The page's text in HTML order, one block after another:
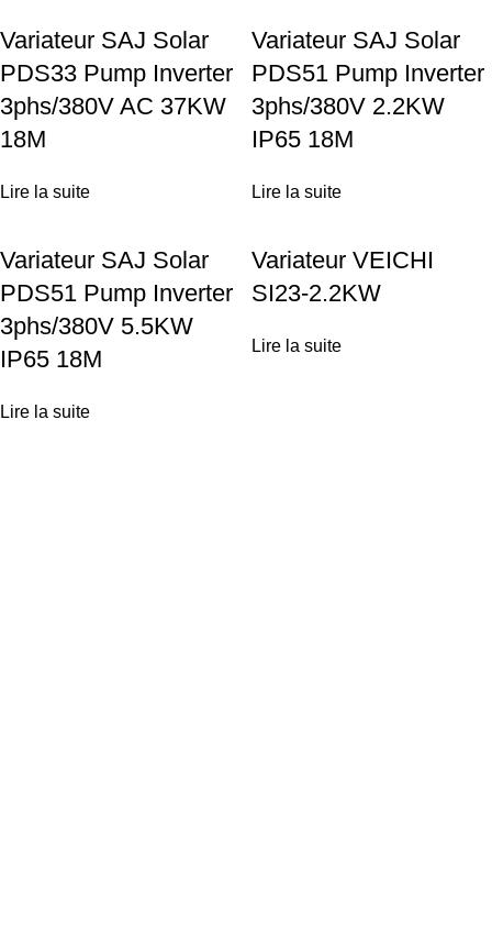
Variateur SAJ Solar
PDS33 Pump Inverter
3phs/380V AC 37KW
18M
Lire la suite
Variateur SAJ Solar
PDS51 Pump Inverter
3phs/380V 2.2KW
IP65 18M
Lire la suite
Variateur SAJ Solar
PDS51 Pump Inverter
3phs/380V 5.5KW
IP65 18M
Lire la suite
Variateur VEICHI
SI23-2.2KW
Lire la suite